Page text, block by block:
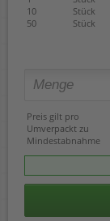
10
Stück
50
Stück
Preis gilt pro
Umverpackt zu
Mindestabnahme